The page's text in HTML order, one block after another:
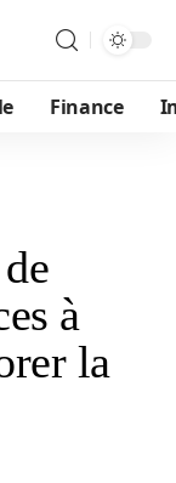
Finance
à
la